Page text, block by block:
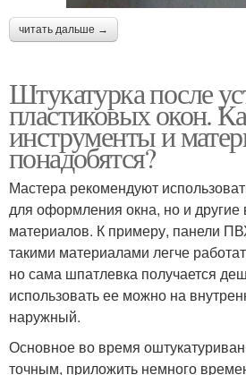
читать дальше →
Штукатурка после
пластиковых окон.
инструменты и
понадобятся?
Мастера рекомендуют
для оформления окна, но и
материалов. К примеру, панели
такими материалами легче
но сама шпатлевка получается
использовать ее можно на
наружный.
Основное во время
точным, приложить немного